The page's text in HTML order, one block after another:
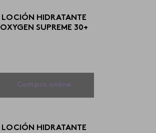
LOCIÓN HIDRATANTE
OXYGEN SUPREME 30+
Compra online
LOCIÓN HIDRATANTE